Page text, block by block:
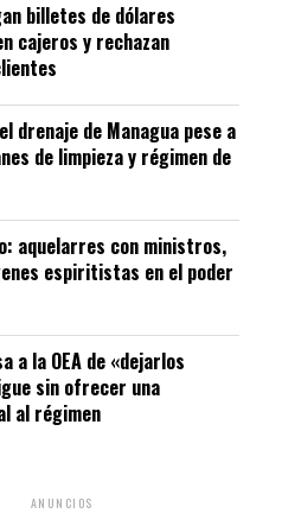
billetes de dólares
cajeros y rechazan
drenaje de Managua pese a
de limpieza y régimen de
aquelarres con ministros,
espiritistas en el poder
a la OEA de «dejarlos
sin ofrecer una
al régimen
ANUNCIOS